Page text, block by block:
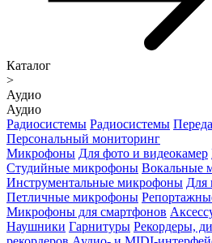
Каталог
>
Аудио
Аудио
Радиосистемы Радиосистемы
Персональный мониторинг
Микрофоны Для фото и видеокамер
Студийные микрофоны Вокальные
Инструментальные микрофоны Для
Петличные микрофоны
Микрофоны для смартфонов
Наушники Гарнитуры Рекордеры,